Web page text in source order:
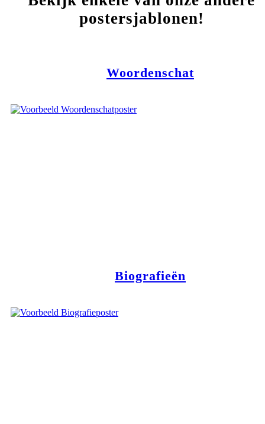
postersjablonen!
Woordenschat
Biografieën